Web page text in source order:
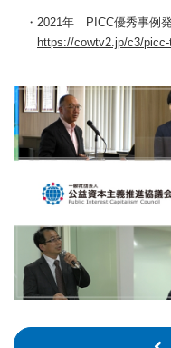
・2021年 PICC優秀事例
https://cowtv2.jp/c3/